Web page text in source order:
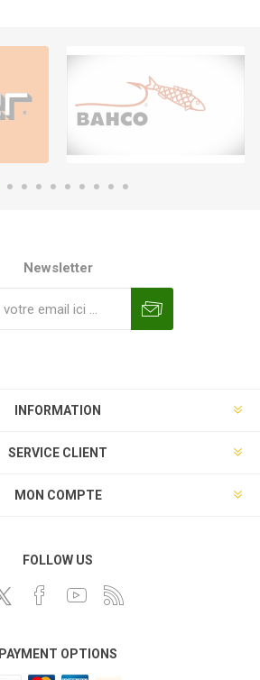
Newsletter
INFORMATION
SERVICE CLIENT
MON COMPTE
FOLLOW US
PAYMENT OPTIONS